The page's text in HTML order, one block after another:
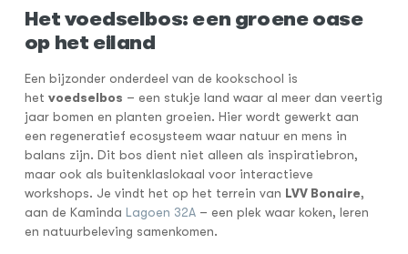
Het voedselbos: een groene oase
op het eiland
Een bijzonder onderdeel van de kookschool is
het voedselbos – een stukje land waar al meer dan veertig
jaar bomen en planten groeien. Hier wordt gewerkt aan
een regeneratief ecosysteem waar natuur en mens in
balans zijn. Dit bos dient niet alleen als inspiratiebron,
maar ook als buitenklaslokaal voor interactieve
workshops. Je vindt het op het terrein van LVV Bonaire,
aan de Kaminda Lagoen 32A– een plek waar koken, leren
en natuurbeleving samenkomen.